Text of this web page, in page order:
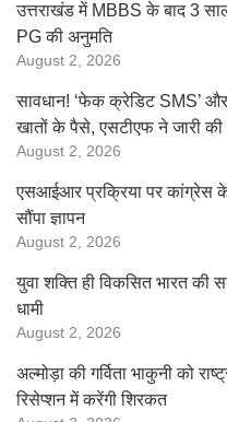
उत्तराखंड में MBBS के बाद 3 साल
PG की अनुमति
August 2, 2026
सावधान! ‘फेक क्रेडिट SMS’
खातों के पैसे, एसटीएफ ने जारी की
August 2, 2026
एसआईआर प्रक्रिया पर कांग्रेस के
सौंपा ज्ञापन
August 2, 2026
युवा शक्ति ही विकसित भारत की
धामी
August 2, 2026
अल्मोड़ा की गर्विता भाकुनी को
रिसेप्शन में करेंगी शिरकत